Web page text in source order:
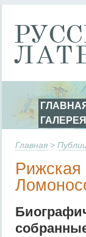
ГАЛЕРЕЯ
Главная >
Рижская